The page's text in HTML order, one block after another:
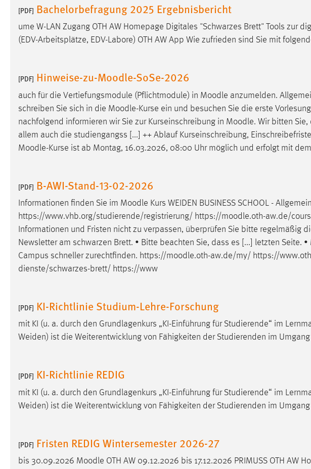
[PDF] Bachelorbefragung 2025 Ergebnisbericht
ume W-LAN Zugang OTH AW Homepage Digitales "Schwarzes Brett" Tools zur
(EDV-Arbeitsplätze, EDV-Labore) OTH AW App Wie zufrieden sind Sie mit
[PDF] Hinweise-zu-Moodle-SoSe-2026
auch für die Vertiefungsmodule (Pflichtmodule) in Moodle anzumelden.
schreiben Sie sich in die Moodle-Kurse ein und besuchen Sie die erste
nachfolgend informieren wir Sie zur Kurseinschreibung in Moodle. Wir bitten Sie,
allem auch die studiengangss [...] ++ Ablauf Kurseinschreibung,
Moodle-Kurse ist ab Montag, 16.03.2026, 08:00 Uhr möglich und erfolgt mit
[PDF] B-AWI-Stand-13-02-2026
Informationen finden Sie im Moodle Kurs WEIDEN BUSINESS SCHOOL -
https://www.vhb.org/studierende/registrierung/ https://moodle.oth-aw.de/
Informationen und Fristen nicht zu verpassen, überprüfen Sie bitte regelmäßig
Newsletter am schwarzen Brett. • Bitte beachten Sie, dass es [...] letzten Seite.
Campus schneller zurechtfinden. https://moodle.oth-aw.de/my/ https://
dienste/schwarzes-brett/ https://www
[PDF] KI-Richtlinie Studium-Lehre-Forschung
mit KI (u. a. durch den Grundlagenkurs „KI-Einführung für Studierende“ im
Weiden) ist die Weiterentwicklung von Fähigkeiten der Studierenden im
[PDF] KI-Richtlinie REDIG
mit KI (u. a. durch den Grundlagenkurs „KI-Einführung für Studierende“ im
Weiden) ist die Weiterentwicklung von Fähigkeiten der Studierenden im
[PDF] Fristen REDIG Wintersemester 2026-27
bis 30.09.2026 Moodle OTH AW 09.12.2026 bis 17.12.2026 PRIMUSS OTH
nutzen zu können.
Cookie Laufzeit: MibewSessionID, mibew-chat-frame-
style-5e9dbeb1811c0446 =
Login
Name: fe_user, be_user, be_lastLoginProvider
Zweck:
Dieser Cookie ist notwendig um sich an
STATISTIK
Statistik Cookies erfassen Informationen anonym.
Diese Informationen helfen uns zu verstehen, wie
unsere Besucher unsere Website nutzen.
Matomo
Zweck: Zugriffsstatistik
Cookie Laufzeit: Max. 13 Monate
MARKETING
Marketing Cookies werden von Drittanbietern
verwendet, um personalisierte Werbung anzuzeigen.
Sie tun dies, indem sie Besucher über Websites
Google Ads
Name: _gcl_au